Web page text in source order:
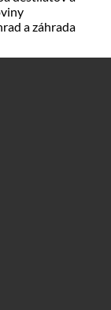
a záhrada